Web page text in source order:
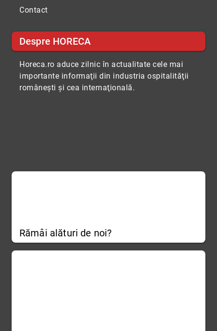
Contact
Despre HORECA
Horeca.ro aduce zilnic în actualitate cele mai
importante informaţii din industria ospitalităţii
româneşti şi cea internaţională.
Rămâi alături de noi?